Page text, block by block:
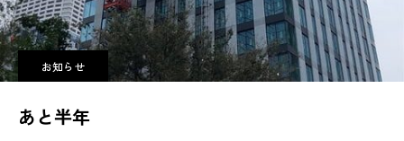
お知らせ
あと半年